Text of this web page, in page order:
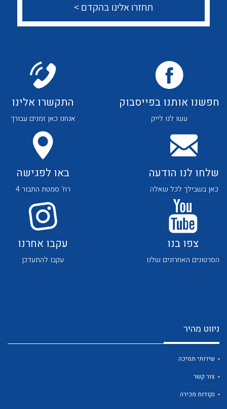
לכל מוצרי היצרן לכל מוצרי היצרן
לכל מוצרי היצרן לכל מוצרי היצרן
לכל מוצרי היצרן
חפשנו אותנו בפייסבוק
עשו לנו לייק
התקשרו אלינו
אנחנו כאן זמנים עבורך
שלחו לנו הודעה
כאן בשבילך לכל שאלה
באו לפגישה
רח' סמטת התבור 4
צפו בנו
הסרטונים האחרונים שלנו
עקבו אחרנו
עקבו להתעדכן
ניווט מהיר
שירותי תמיכה
צור קשר
נקודות מכירה